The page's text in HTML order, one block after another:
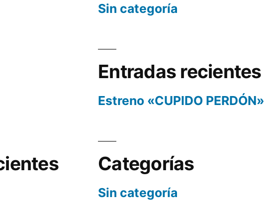
Sin categoría
Entradas recientes
Estreno «CUPIDO PERDÓN»
Categorías
Sin categoría